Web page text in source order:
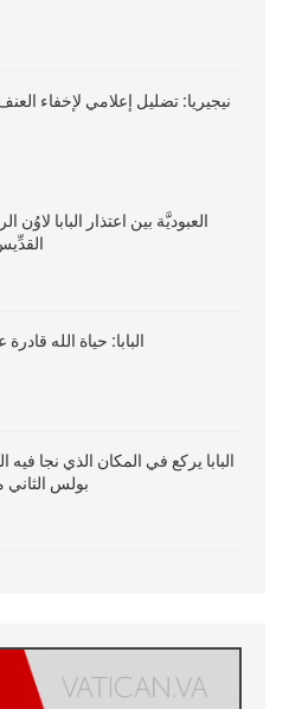
نيجيريا: تضليل إعلامي لإخفاء
العبوديَّة بين اعتذار البابا
البابا: حياة الله
البابا يركع في المكان الذي نجا فيه
بولس الثاني